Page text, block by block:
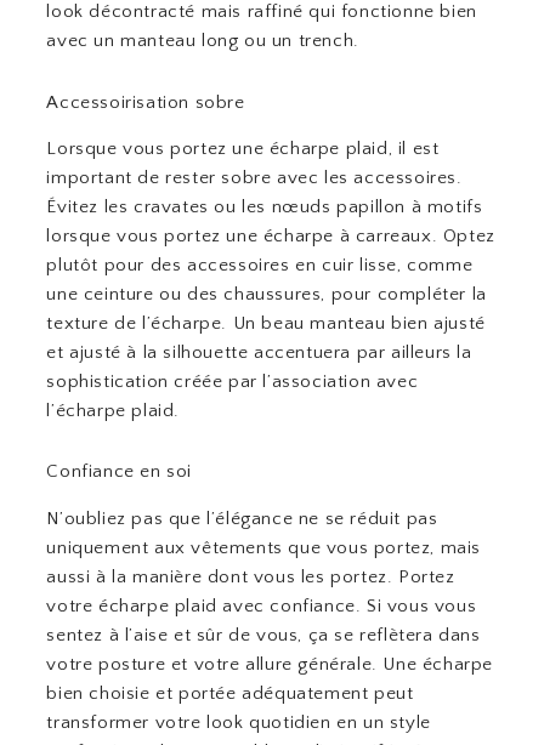
look décontracté mais raffiné qui fonctionne bien
avec un manteau long ou un trench.
Accessoirisation sobre
Lorsque vous portez une écharpe plaid, il est
important de rester sobre avec les accessoires.
Évitez les cravates ou les nœuds papillon à motifs
lorsque vous portez une écharpe à carreaux. Optez
plutôt pour des accessoires en cuir lisse, comme
une ceinture ou des chaussures, pour compléter la
texture de l’écharpe. Un beau manteau bien ajusté
et ajusté à la silhouette accentuera par ailleurs la
sophistication créée par l’association avec
l’écharpe plaid.
Confiance en soi
N’oubliez pas que l’élégance ne se réduit pas
uniquement aux vêtements que vous portez, mais
aussi à la manière dont vous les portez. Portez
votre écharpe plaid avec confiance. Si vous vous
sentez à l’aise et sûr de vous, ça se reflètera dans
votre posture et votre allure générale. Une écharpe
bien choisie et portée adéquatement peut
transformer votre look quotidien en un style